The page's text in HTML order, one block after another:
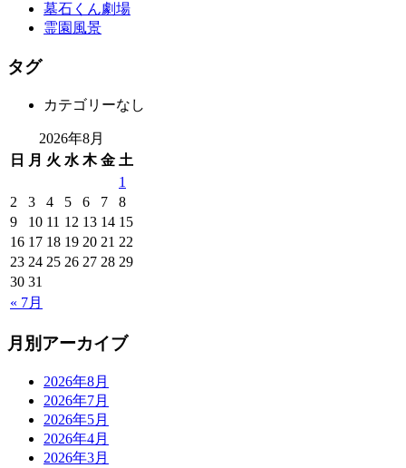
墓石くん劇場
霊園風景
タグ
カテゴリーなし
2026年8月
日
月 火 水 木 金 土
« 7月
1
2
3 4 5 6 7
8
9
10 11 12 13 14 15
16 17 18 19 20 21 22
23 24 25 26 27 28 29
30 31
月別アーカイブ
2026年8月
2026年7月
2026年5月
2026年4月
2026年3月